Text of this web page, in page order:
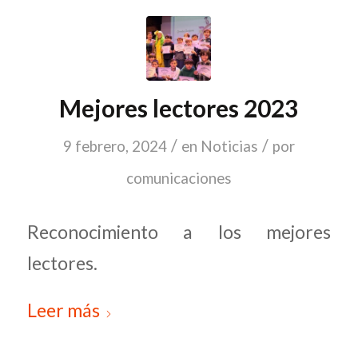
Mejores lectores 2023
9 febrero, 2024 / en Noticias / por
comunicaciones
Reconocimiento a los mejores
lectores.
Leer más